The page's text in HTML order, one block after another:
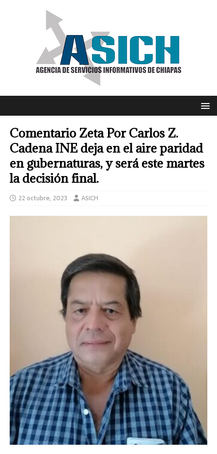
Comentario Zeta Por Carlos Z.
Cadena INE deja en el aire paridad
en gubernaturas, y será este martes
la decisión final.
22 octubre, 2023 ASICH